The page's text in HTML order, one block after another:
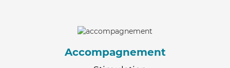
Accompagnement